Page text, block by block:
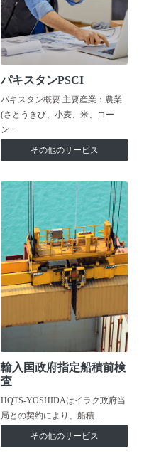
パキスタンPSCI
パキスタン概要 主要産業：農業
(さとうきび、小麦、米、コー
ン…
その他のサービス
輸入国政府指定船積前検
査
HQTS-YOSHIDAはイラク政府当
局との契約により、船積…
その他のサービス